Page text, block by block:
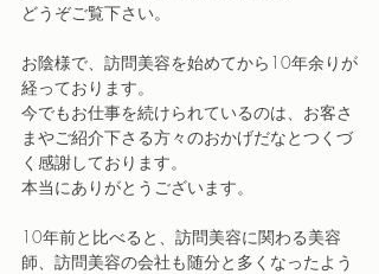
どうぞご覧下さい。
お陰様で、訪問美容を始めてから10年余りが
経っております。
今でもお仕事を続けられているのは、お客さ
まやご紹介下さる方々のおかげだなとつくづ
く感謝しております。
本当にありがとうございます。
10年前と比べると、訪問美容に関わる美容
師、訪問美容の会社も随分と多くなったよう